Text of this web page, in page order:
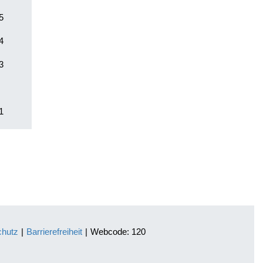
| Barrierefreiheit | Webcode: 120